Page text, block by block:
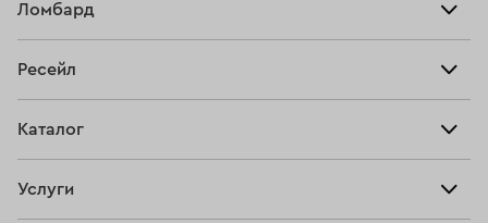
Ломбард
Тарифы
Ресейл
Купить
Каталог
Услуги